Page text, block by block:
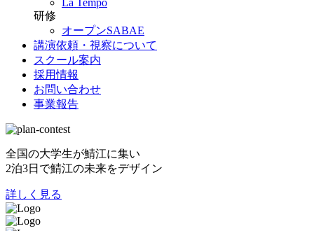
研修
オープンSABAE
講演依頼・視察について
スクール案内
採用情報
お問い合わせ
事業報告
全国の大学生が鯖江に集い
2泊3日で鯖江の未来をデザイン
詳しく見る